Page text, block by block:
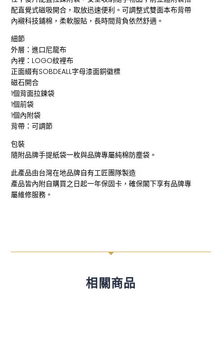
配直覺式磁吸開合，取放迅速便利。可調整式雙面本布背帶
內襯科技鋪棉，柔軟服貼，長時間背負依然舒適。
細節
外層：進口尼龍布
內裡：LOGO紋裡布
正面綴有SOBDEALL字母漆面銅徽標
磁石開合
1個背面拉鍊袋
1個前袋
1個內附袋
背帶：可調節
包裝
隨附品牌手提紙袋一枚與品牌專屬純棉防塵袋。
此產品由台灣在地品牌自有工匠團隊製造
產品皆內附自購買之日起一年保固卡，確保閣下享有品牌專
屬維修服務。
C
相關商品